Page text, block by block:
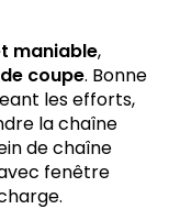
maniable,
coupe. Bonne
les efforts,
la chaîne
de chaîne
fenêtre